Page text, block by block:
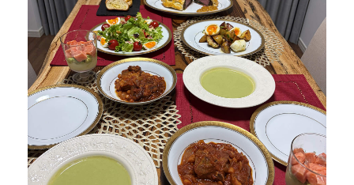
直営店
イベント
WEBカタログ
全商品一覧